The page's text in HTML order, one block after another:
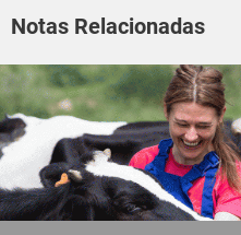
Notas Relacionadas